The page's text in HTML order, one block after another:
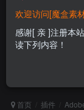
首页 插件
欢迎访问[魔盒素
感谢[ 亲 ]注册本
读下列内容！